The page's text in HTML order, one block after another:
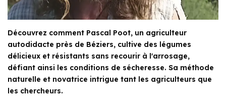
Découvrez comment Pascal Poot, un agriculteur
autodidacte près de Béziers, cultive des légumes
délicieux et résistants sans recourir à l'arrosage,
défiant ainsi les conditions de sécheresse. Sa méthode
naturelle et novatrice intrigue tant les agriculteurs que
les chercheurs.